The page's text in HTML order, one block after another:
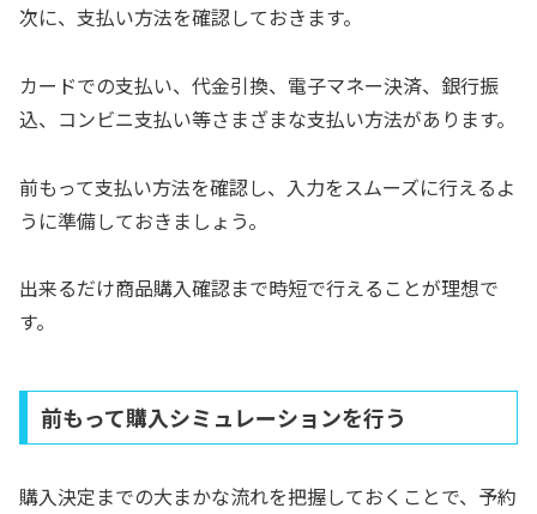
次に、支払い方法を確認しておきます。
カードでの支払い、代金引換、電子マネー決済、銀行振
込、コンビニ支払い等さまざまな支払い方法があります。
前もって支払い方法を確認し、入力をスムーズに行えるよ
うに準備しておきましょう。
出来るだけ商品購入確認まで時短で行えることが理想で
す。
前もって購入シミュレーションを行う
購入決定までの大まかな流れを把握しておくことで、予約